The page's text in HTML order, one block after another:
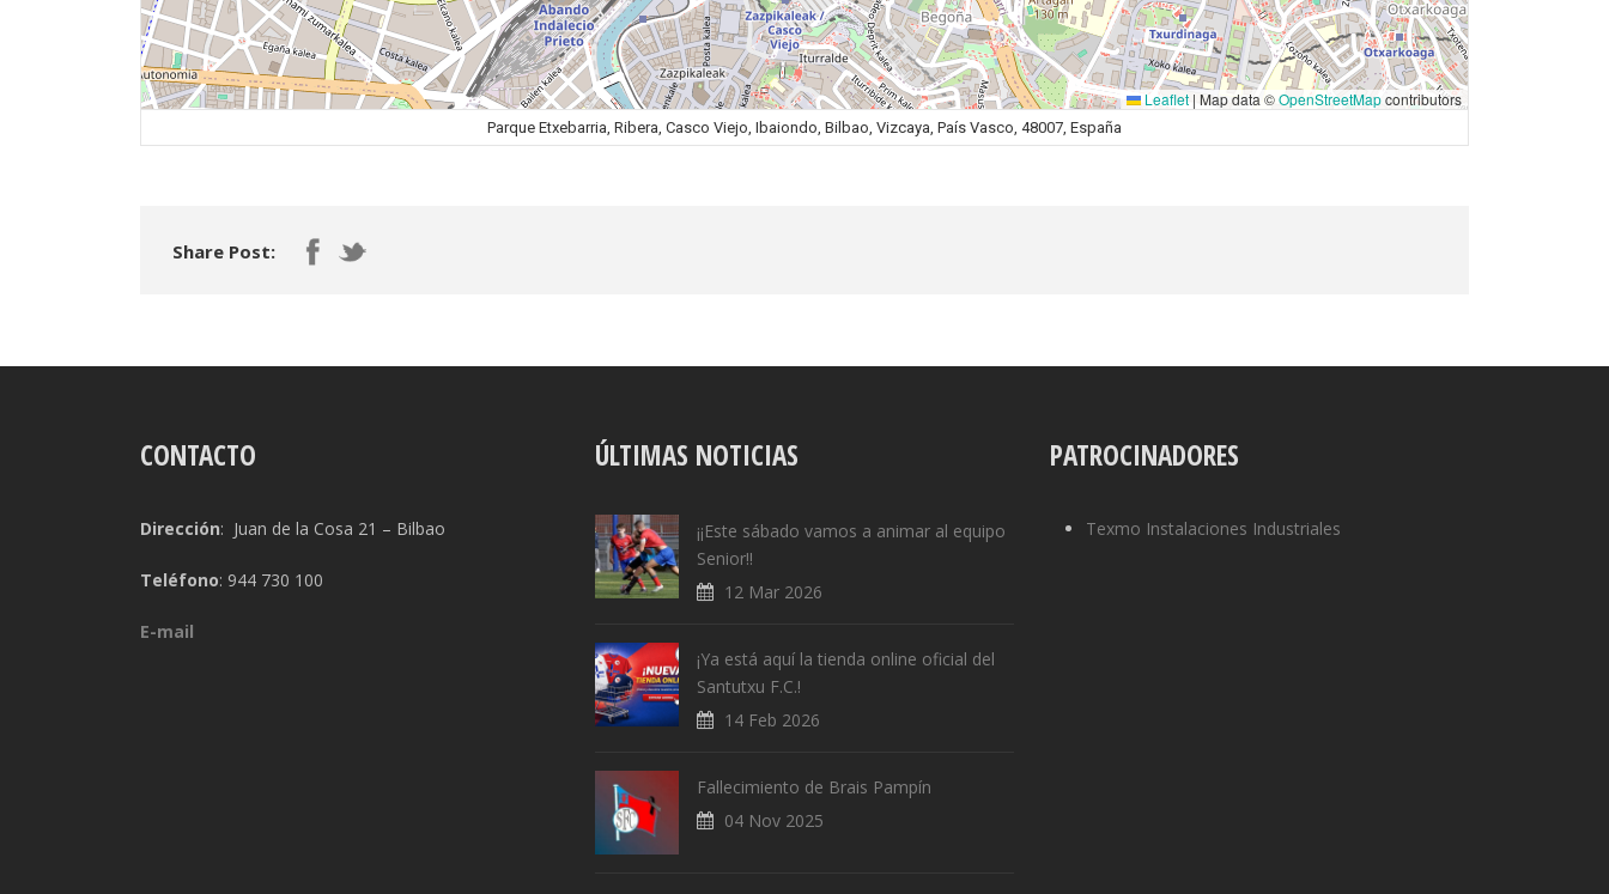
Leaflet | Map data ©OpenStreetMapcontributors
Parque Etxebarria, Ribera, Casco Viejo, Ibaiondo, Bilbao, Vizcaya, País Vasco, 48007, España
Share Post:
CONTACTO
Dirección: Juan de la Cosa 21 – Bilbao
Teléfono: 944 730 100
E-mail
ÚLTIMAS NOTICIAS
¡¡Este sábado vamos a animar al equipo
Senior!!
12 Mar 2026
¡Ya está aquí la tienda online oficial del
Santutxu F.C.!
14 Feb 2026
Fallecimiento de Brais Pampín
04 Nov 2025
PATROCINADORES
Texmo Instalaciones Industriales